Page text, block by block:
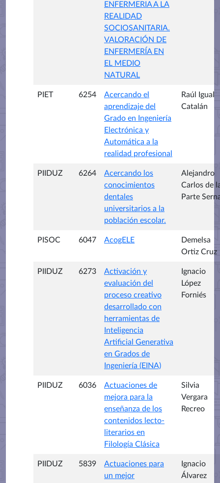
ENFERMERIA A LA
REALIDAD
SOCIOSANITARIA.
VALORACIÓN DE
ENFERMERÍA EN
EL MEDIO
NATURAL
PIET 6254
Acercando el
aprendizaje del
Grado en Ingeniería
Electrónica y
Automática a la
realidad profesional
Raúl Igual
Catalán
PIIDUZ 6264
Acercando los
conocimientos
dentales
universitarios a la
población escolar.
Alejandro
Carlos de
Parte
PISOC 6047 AcogELE
Demelsa
Ortiz Cruz
PIIDUZ 6273
Activación y
evaluación del
proceso creativo
desarrollado con
herramientas de
Inteligencia
Artificial Generativa
en Grados de
Ingeniería (EINA)
Ignacio
López
Forniés
PIIDUZ 6036
Actuaciones de
mejora para la
enseñanza de los
contenidos lecto-
literarios en
Filología Clásica
Silvia
Vergara
Recreo
PIIDUZ 5839
Actuaciones para
un mejor
Ignacio
Álvarez